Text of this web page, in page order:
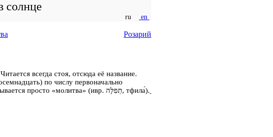
солнце
ru en
Розарий
входивших в неё частей-благословений. В Талмуде обычно называется просто «молитва» (ивр. ‏תְּפִלָּה‎‏‎‎, тфила́).